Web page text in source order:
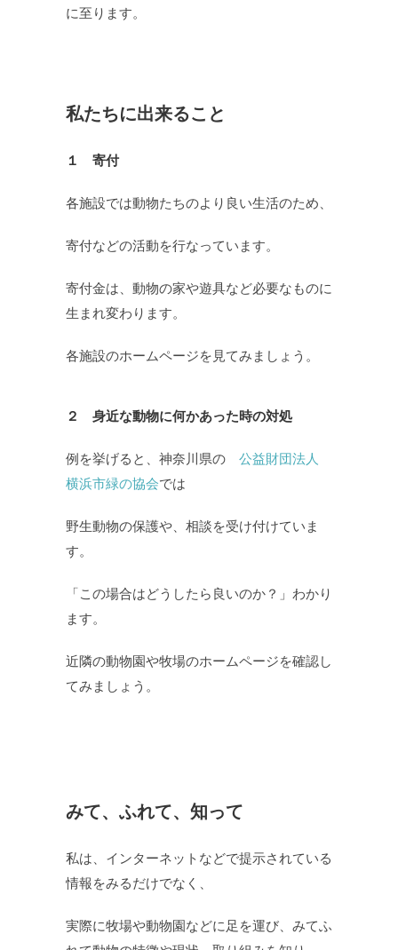
に至ります。
私たちに出来ること
１ 寄付
各施設では動物たちのより良い生活のため、
寄付などの活動を行なっています。
寄付金は、動物の家や遊具など必要なものに
生まれ変わります。
各施設のホームページを見てみましょう。
２ 身近な動物に何かあった時の対処
例を挙げると、神奈川県の 公益財団法人
横浜市緑の協会では
野生動物の保護や、相談を受け付けていま
す。
「この場合はどうしたら良いのか？」わかり
ます。
近隣の動物園や牧場のホームページを確認し
てみましょう。
みて、ふれて、知って
私は、インターネットなどで提示されている
情報をみるだけでなく、
実際に牧場や動物園などに足を運び、みてふ